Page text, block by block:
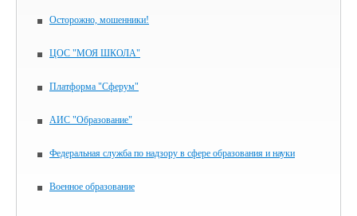
Осторожно, мошенники!
ЦОС "МОЯ ШКОЛА"
Платформа "Сферум"
АИС "Образование"
Федеральная служба по надзору в сфере образования и науки
Военное образование